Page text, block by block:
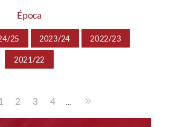
Época
25 2023/24 2022/23
2021/22
1 2 3 4 ...